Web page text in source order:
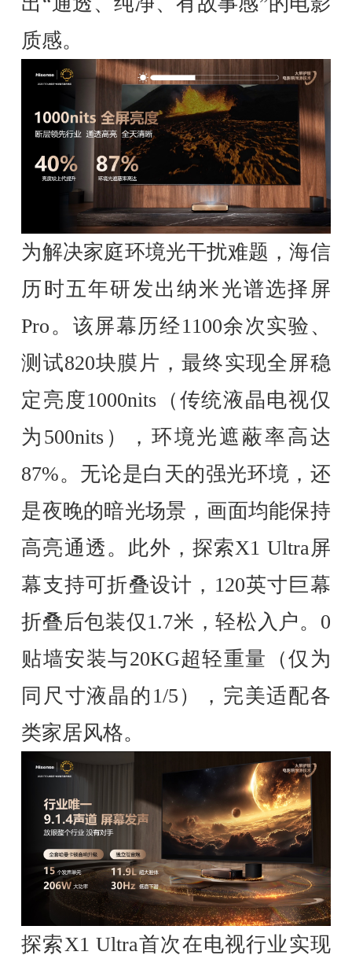
质感。
为解决家庭环境光干扰难题，海信
历时五年研发出纳米光谱选择屏
Pro。该屏幕历经1100余次实验、
测试820块膜片，最终实现全屏稳
定亮度1000nits（传统液晶电视仅
为500nits），环境光遮蔽率高达
87%。无论是白天的强光环境，还
是夜晚的暗光场景，画面均能保持
高亮通透。此外，探索X1 Ultra屏
幕支持可折叠设计，120英寸巨幕
折叠后包装仅1.7米，轻松入户。0
贴墙安装与20KG超轻重量（仅为
同尺寸液晶的1/5），完美适配各
类家居风格。
探索X1 Ultra首次在电视行业实现